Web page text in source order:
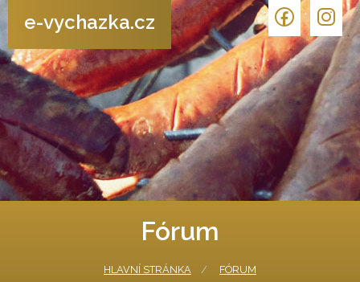
e-vychazka.cz
Fórum
HLAVNÍ STRÁNKA FÓRUM